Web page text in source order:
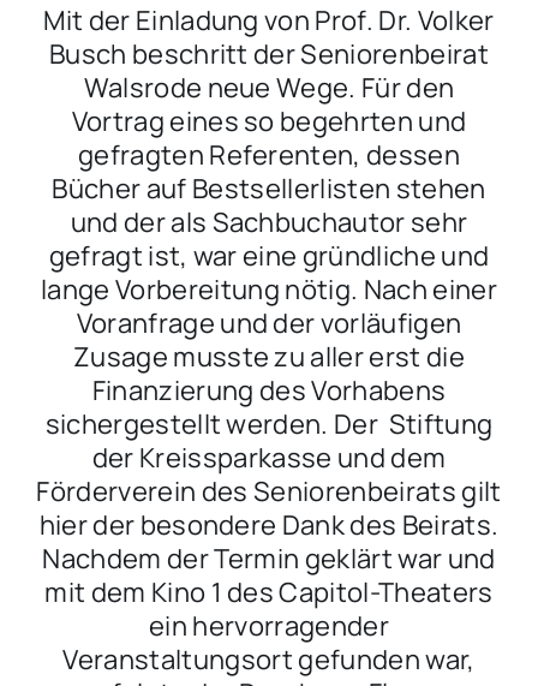
Mit der Einladung von Prof. Dr. Volker
Busch beschritt der Seniorenbeirat
Walsrode neue Wege. Für den
Vortrag eines so begehrten und
gefragten Referenten, dessen
Bücher auf Bestsellerlisten stehen
und der als Sachbuchautor sehr
gefragt ist, war eine gründliche und
lange Vorbereitung nötig. Nach einer
Voranfrage und der vorläufigen
Zusage musste zu aller erst die
Finanzierung des Vorhabens
sichergestellt werden. Der Stiftung
der Kreissparkasse und dem
Förderverein des Seniorenbeirats gilt
hier der besondere Dank des Beirats.
Nachdem der Termin geklärt war und
mit dem Kino 1 des Capitol-Theaters
ein hervorragender
Veranstaltungsort gefunden war,